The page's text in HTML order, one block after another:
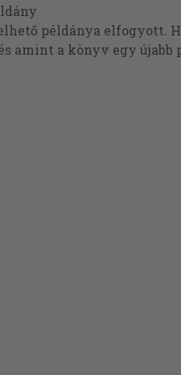
példánya elfogyott.
amint a könyv egy újabb